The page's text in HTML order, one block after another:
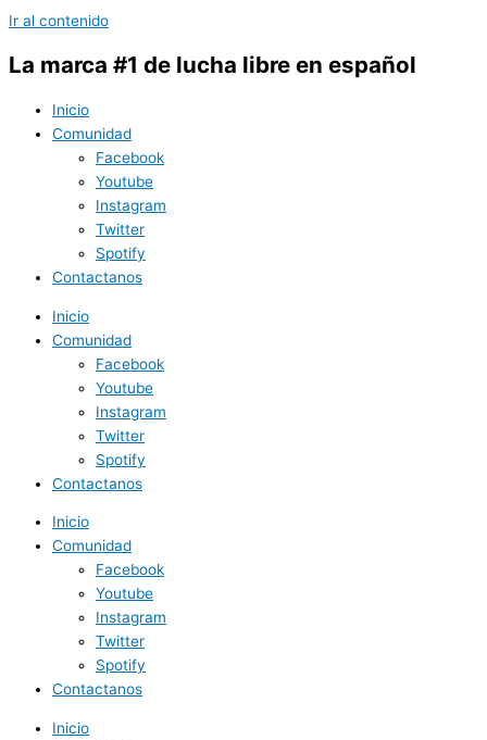
Ir al contenido
La marca #1 de lucha libre en español
Inicio
Comunidad
Facebook
Youtube
Instagram
Twitter
Spotify
Contactanos
Inicio
Comunidad
Facebook
Youtube
Instagram
Twitter
Spotify
Contactanos
Inicio
Comunidad
Facebook
Youtube
Instagram
Twitter
Spotify
Contactanos
Inicio